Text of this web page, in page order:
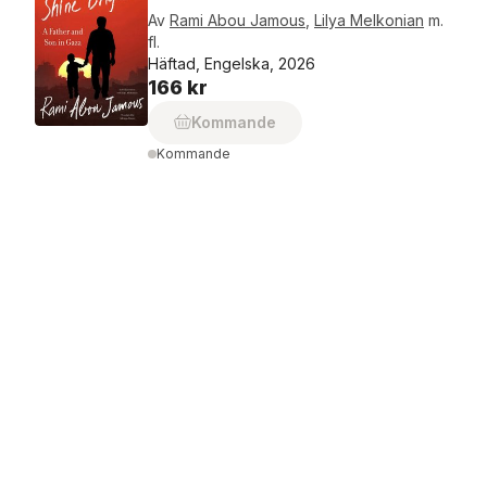
Av Rami Abou Jamous Lilya Melkonian m.
fl.
Häftad, Engelska, 2026
166 kr
Kommande
Kommande